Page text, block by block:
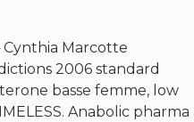
Cynthia Marcotte
2006 standard
basse femme, low
Anabolic pharma